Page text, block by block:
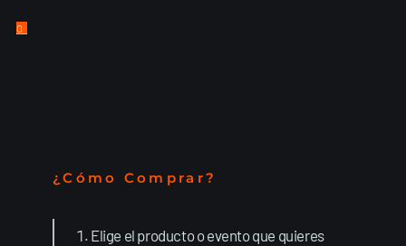
0
¿Cómo Comprar?
Elige el producto o evento que quieres